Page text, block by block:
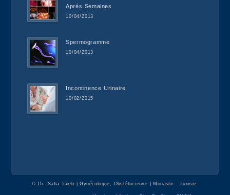
Aprés Semaines
10/04/2013
Spermogramme
10/04/2013
Incontinence Urinaire
10/02/2015
© Dr. Safia Taieb | Gynécologue, Obstétricienne | Monastir - Tunisie